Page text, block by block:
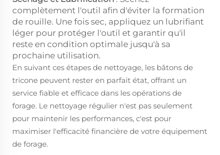
complètement l'outil afin d'éviter la formation
de rouille. Une fois sec, appliquez un lubrifiant
léger pour protéger l'outil et garantir qu'il
reste en condition optimale jusqu'à sa
prochaine utilisation.
En suivant ces étapes de nettoyage, les bâtons de
tricone peuvent rester en parfait état, offrant un
service fiable et efficace dans les opérations de
forage. Le nettoyage régulier n'est pas seulement
pour maintenir les performances, c'est pour
maximiser l'efficacité financière de votre équipement
de forage.